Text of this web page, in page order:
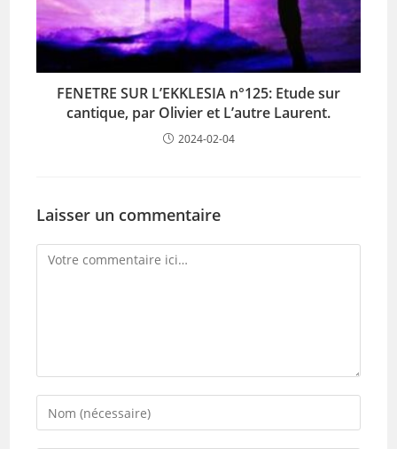
FENETRE SUR L’EKKLESIA n°125: Etude sur
cantique, par Olivier et L’autre Laurent.
2024-02-04
Laisser un commentaire
Comment
Enter
your